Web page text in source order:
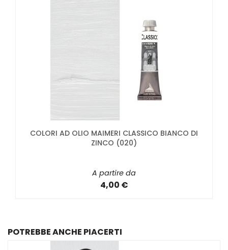
COLORI AD OLIO MAIMERI CLASSICO BIANCO DI
ZINCO (020)
A partire da
4,00 €
POTREBBE ANCHE PIACERTI